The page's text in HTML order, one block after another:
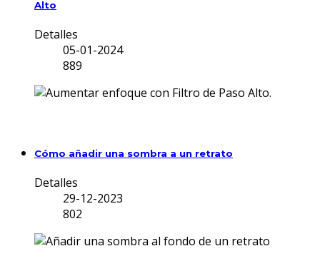
Alto
Detalles
05-01-2024
889
Cómo añadir una sombra a un retrato
Detalles
29-12-2023
802